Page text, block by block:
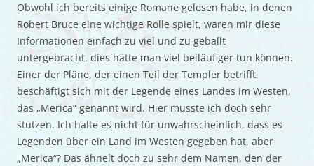
Obwohl ich bereits einige Romane gelesen habe, in denen
Robert Bruce eine wichtige Rolle spielt, waren mir diese
Informationen einfach zu viel und zu geballt
untergebracht, dies hätte man viel beiläufiger tun können.
Einer der Pläne, der einen Teil der Templer betrifft,
beschäftigt sich mit der Legende eines Landes im Westen,
das „Merica“ genannt wird. Hier musste ich doch sehr
stutzen. Ich halte es nicht für unwahrscheinlich, dass es
Legenden über ein Land im Westen gegeben hat, aber
„Merica“? Das ähnelt doch zu sehr dem Namen, den der